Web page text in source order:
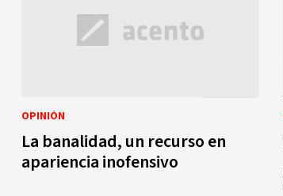
OPINIÓN
La banalidad, un recurso en
apariencia inofensivo